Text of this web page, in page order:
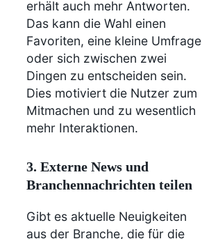
erhält auch mehr Antworten.
Das kann die Wahl einen
Favoriten, eine kleine Umfrage
oder sich zwischen zwei
Dingen zu entscheiden sein.
Dies motiviert die Nutzer zum
Mitmachen und zu wesentlich
mehr Interaktionen.
3. Externe News und
Branchennachrichten teilen
Gibt es aktuelle Neuigkeiten
aus der Branche, die für die